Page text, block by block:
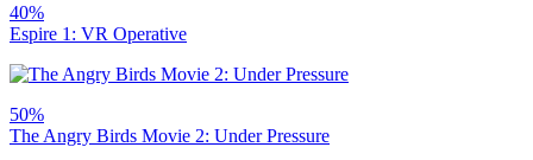
40%
Espire 1: VR Operative
50%
The Angry Birds Movie 2: Under Pressure